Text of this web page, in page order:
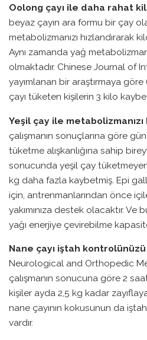
Oolong çayı ile daha rahat
beyaz çayın ara formu bir çay
metabolizmanızı hızlandırarak
Aynı zamanda yağ
olmaktadır. Chinese Journal of
yayımlanan bir araştırmaya
çayı tüketen kişilerin 3 kilo
Yeşil çay ile metabolizmanızı
çalışmanın sonuçlarına göre
tüketme alışkanlığına sahip
sonucunda yeşil çay
kg daha fazla kaybetmiş. Epi
için, antrenmanlarından önce
yakımınıza destek olacaktır.
yağı enerjiye çevirebilme
Nane çayı iştah kontrolünüzü
Neurological and Orthopedic
çalışmanın sonucuna göre 2
kişiler ayda 2,5 kg kadar
nane çayının kokusunun da
vardır.